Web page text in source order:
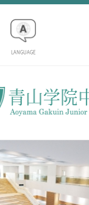
LANGUAGE